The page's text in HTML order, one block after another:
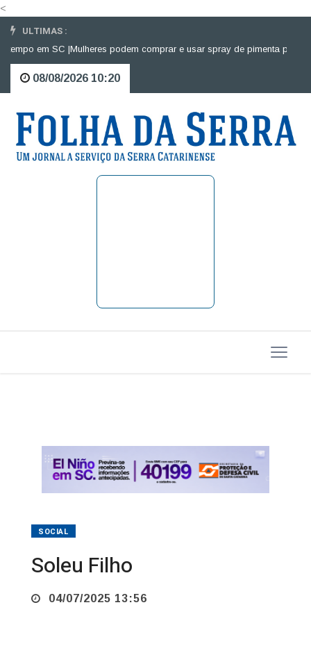
<
ULTIMAS :
SC |Mulheres podem comprar e usar spray de pimenta para defesa
08/08/2026 10:20
SOCIAL
Soleu Filho
04/07/2025 13:56